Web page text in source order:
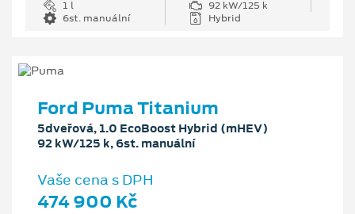
1 l
92 kW/125 k
6st. manuální
Hybrid
Ford Puma Titanium
5dveřová, 1.0 EcoBoost Hybrid (mHEV)
92 kW/125 k, 6st. manuální
Vaše cena s DPH
474 900 Kč